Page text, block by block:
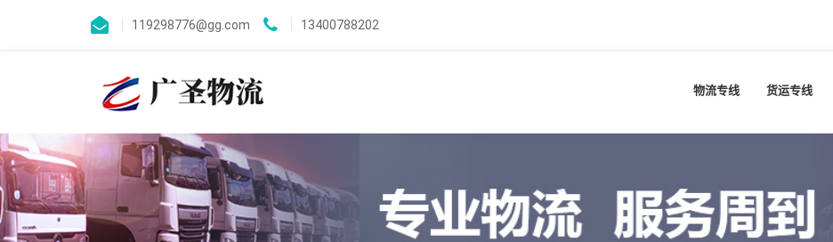
119298776@gg.com 13400788202
物流专线 货运专线